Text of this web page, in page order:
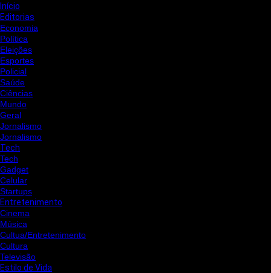
Início
Editorias
Economia
Política
Eleições
Esportes
Policial
Saúde
Ciências
Mundo
Geral
Jornalismo
Jornalismo
Tech
Tech
Gadget
Celular
Startups
Entretenimento
Cinema
Música
Cultua/Entretenimento
Cultura
Televisão
Estilo de Vida